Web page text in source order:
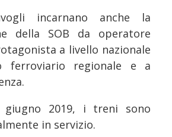
incarnano anche la
della SOB da operatore
a livello nazionale
ferroviario regionale e a
2019, i treni sono
in servizio.